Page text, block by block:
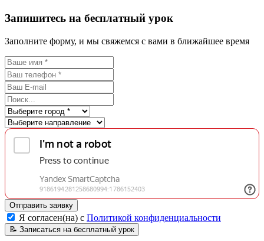
Запишитесь на бесплатный урок
Заполните форму, и мы свяжемся с вами в ближайшее время
Отправить заявку
Я согласен(на) с Политикой конфиденциальности
📝 Записаться на бесплатный урок